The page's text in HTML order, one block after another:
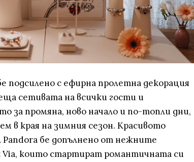
подсилено с ефирна пролетна декорация
сетивата на всички гости и
за промяна, ново начало и по-топли дни,
в края на зимния сезон. Красивото
Pandora бе допълнено от нежните
Via, които стартират романтичната си